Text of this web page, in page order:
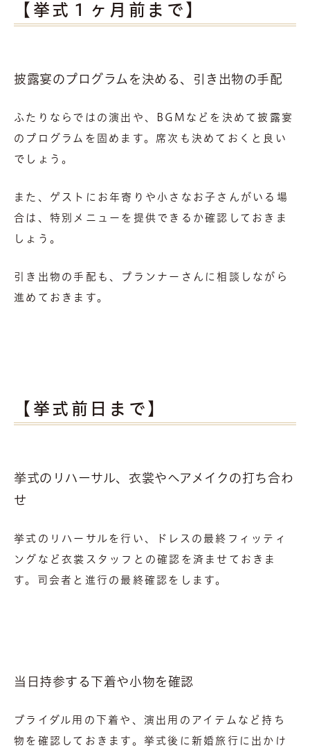
【挙式１ヶ月前まで】
披露宴のプログラムを決める、引き出物の手配
ふたりならではの演出や、BGMなどを決めて披露宴
のプログラムを固めます。席次も決めておくと良い
でしょう。
また、ゲストにお年寄りや小さなお子さんがいる場
合は、特別メニューを提供できるか確認しておきま
しょう。
引き出物の手配も、プランナーさんに相談しながら
進めておきます。
【挙式前日まで】
挙式のリハーサル、衣裳やヘアメイクの打ち合わ
せ
挙式のリハーサルを行い、ドレスの最終フィッティ
ングなど衣裳スタッフとの確認を済ませておきま
す。司会者と進行の最終確認をします。
当日持参する下着や小物を確認
ブライダル用の下着や、演出用のアイテムなど持ち
物を確認しておきます。挙式後に新婚旅行に出かけ